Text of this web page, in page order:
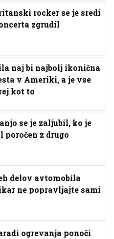
rocker se je sredi
zgrudil
naj bi najbolj ikonična
v Ameriki, a je vse
kot to
se je zaljubil, ko je
poročen z drugo
delov avtomobila
ne popravljajte sami
ogrevanja ponoči